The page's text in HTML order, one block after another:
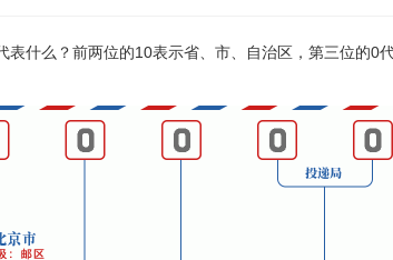
什么？前两位的10表示省、市、自治区，第三位的0